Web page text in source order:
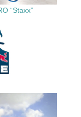
“Staxx”